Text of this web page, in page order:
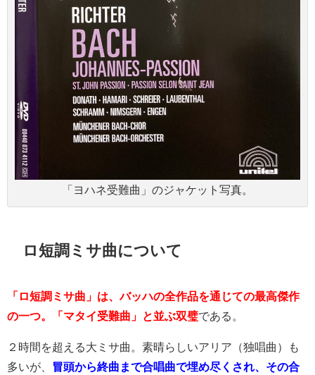
「ヨハネ受難曲」のジャケット写真。
ロ短調ミサ曲について
「ロ短調ミサ曲」は、バッハの全作品を通じての最高傑作
の一つ。「マタイ受難曲」と並ぶ双璧である。
２時間を超える大ミサ曲。素晴らしいアリア（独唱曲）も
多いが、
冒頭から終曲まで合唱曲で埋め尽くされ、その合